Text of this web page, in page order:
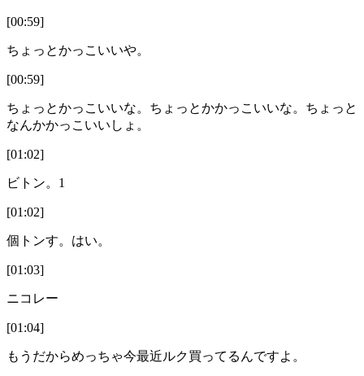
[00:59]
ちょっとかっこいいや。
[00:59]
ちょっとかっこいいな。ちょっとかかっこいいな。ちょっと
なんかかっこいいしょ。
[01:02]
ビトン。1
[01:02]
個トンす。はい。
[01:03]
ニコレー
[01:04]
もうだからめっちゃ今最近ルク買ってるんですよ。